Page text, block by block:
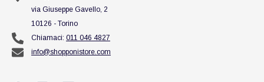
via Giuseppe Gavello, 2
10126 - Torino
Chiamaci: 011 046 4827
info@shopponistore.com